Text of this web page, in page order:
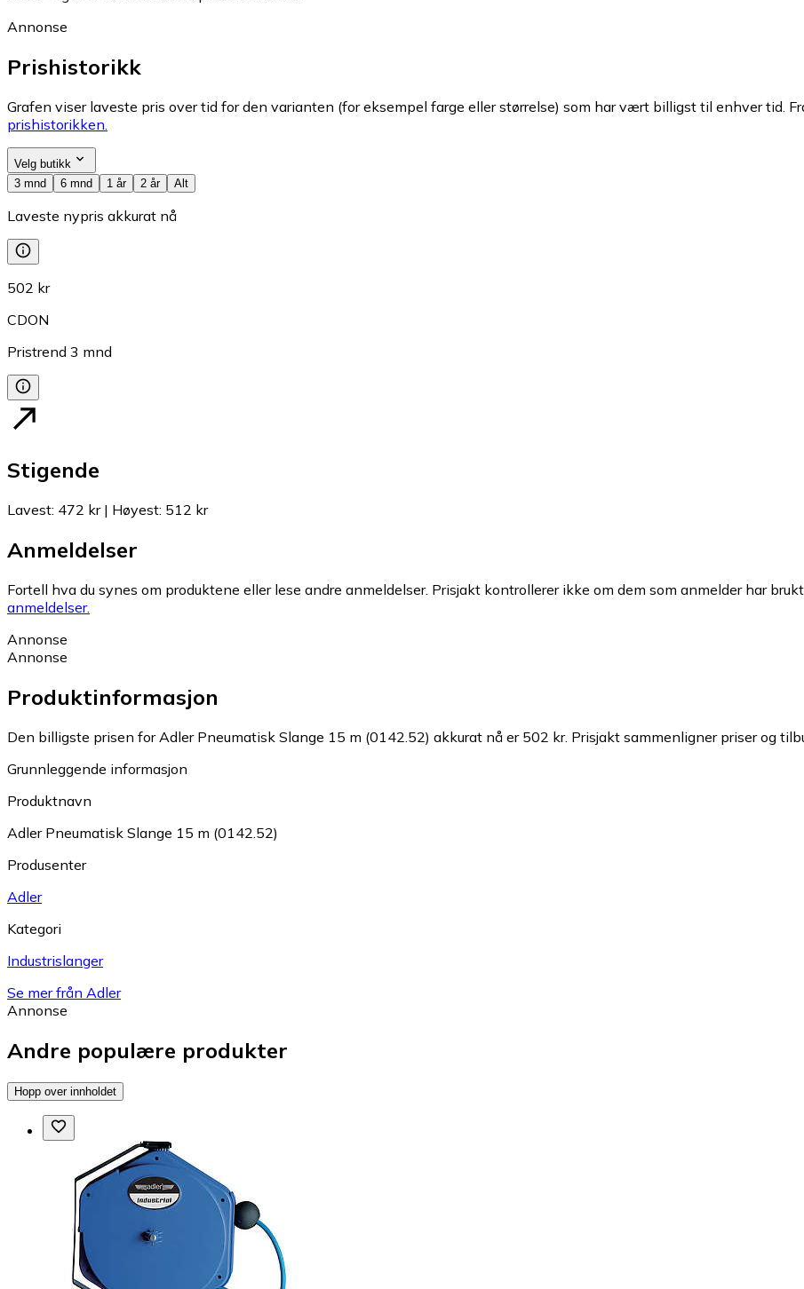
Annonse
Prishistorikk
Grafen viser laveste pris over tid for den varianten (for eksempel farge eller størrelse) som har vært billigst til enhver tid.
prishistorikken.
Velg butikk
3 mnd
6 mnd 1 år 2 år Alt
Laveste nypris akkurat nå
502 kr
CDON
Pristrend 3 mnd
Stigende
Lavest: 472 kr| Høyest: 512 kr
Anmeldelser
Fortell hva du synes om produktene eller lese andre anmeldelser. Prisjakt kontrollerer ikke om dem som anmelder har
anmeldelser.
Annonse
Annonse
Produktinformasjon
Den billigste prisen for Adler Pneumatisk Slange 15 m (0142.52) akkurat nå er 502 kr. Prisjakt sammenligner priser og
Grunnleggende informasjon
Produktnavn
Adler Pneumatisk Slange 15 m (0142.52)
Produsenter
Adler
Kategori
Industrislanger
Se mer från Adler
Annonse
Andre populære produkter
Hopp over innholdet